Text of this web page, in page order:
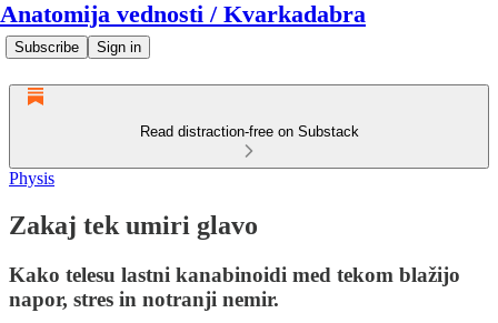
Anatomija vednosti / Kvarkadabra
Subscribe Sign in
Read distraction-free on Substack
Physis
Zakaj tek umiri glavo
Kako telesu lastni kanabinoidi med tekom blažijo
napor, stres in notranji nemir.